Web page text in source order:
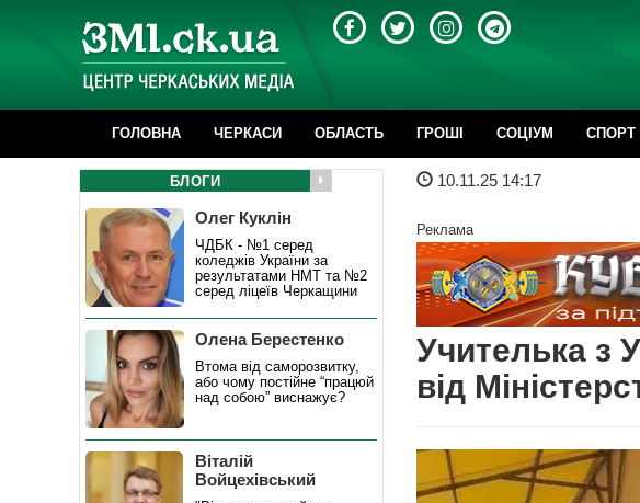
ГОЛОВНА ЧЕРКАСИ ОБЛАСТЬ ГРОШІ CОЦІУМ СПОРТ
10.11.25 14:17
Реклама
Учителька з
від
БЛОГИ
Олег Куклін
ЧДБК - №1 серед
коледжів України за
результатами НМТ та №2
серед ліцеїв Черкащини
Олена Берестенко
Втома від саморозвитку,
або чому постійне “працюй
над собою” виснажує?
Віталій
Войцехівський